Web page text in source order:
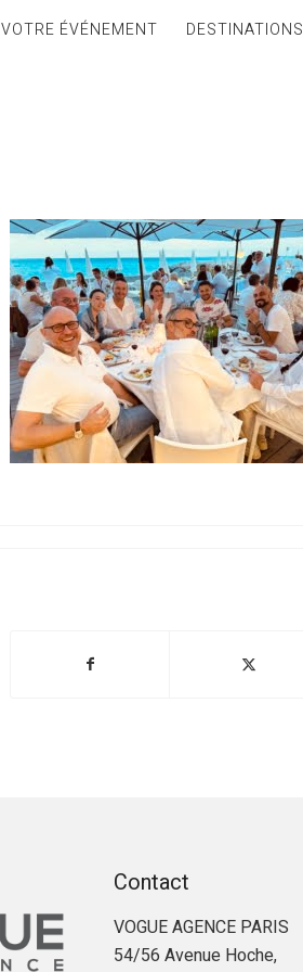
VOTRE ÉVÉNEMENT DESTINATIONS
Contact
VOGUE AGENCE PARIS
54/56 Avenue Hoche,